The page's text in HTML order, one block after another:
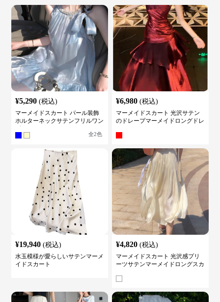
¥5,290 (税込)
マーメイドスカート パール装飾
ホルターネックサテンフリルワン
全2色
¥6,980 (税込)
マーメイドスカート 光沢サテン
のドレープマーメイドロングドレ
¥19,940 (税込)
水玉模様が愛らしいサテンマーメ
イドスカート
¥4,820 (税込)
マーメイドスカート 光沢感プリ
ーツサテンマーメイドロングスカ